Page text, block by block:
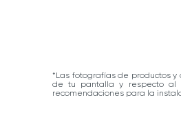
*Las fotografías de productos
de tu pantalla y respecto al
recomendaciones para la